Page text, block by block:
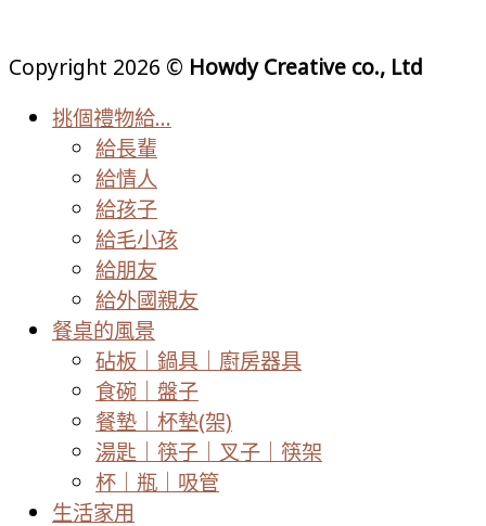
Copyright 2026 © Howdy Creative co., Ltd
挑個禮物給…
給長輩
給情人
給孩子
給毛小孩
給朋友
給外國親友
餐桌的風景
砧板｜鍋具｜廚房器具
食碗｜盤子
餐墊｜杯墊(架)
湯匙｜筷子｜叉子｜筷架
杯｜瓶｜吸管
生活家用